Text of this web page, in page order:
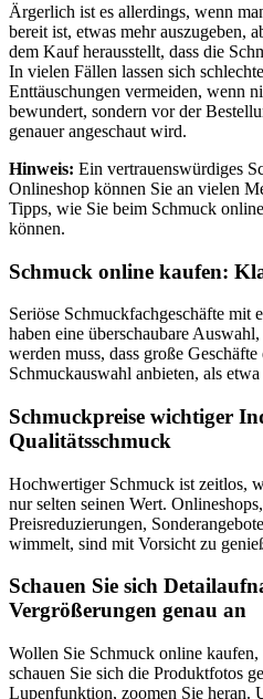
Ärgerlich ist es allerdings, wenn
bereit ist, etwas mehr auszugeben,
dem Kauf herausstellt, dass die
In vielen Fällen lassen sich
Enttäuschungen vermeiden, wenn
bewundert, sondern vor der
genauer angeschaut wird.
Hinweis: Ein vertrauenswürdiges
Onlineshop können Sie an vielen
Tipps, wie Sie beim Schmuck
können.
Schmuck online kaufen:
Seriöse Schmuckfachgeschäfte mit
haben eine überschaubare
werden muss, dass große
Schmuckauswahl anbieten, als
Schmuckpreise wichtiger
Qualitätsschmuck
Hochwertiger Schmuck ist zeitlos,
nur selten seinen Wert.
Preisreduzierungen,
wimmelt, sind mit Vorsicht zu
Schauen Sie sich
Vergrößerungen genau an
Wollen Sie Schmuck online
schauen Sie sich die Produktfotos
Lupenfunktion, zoomen Sie heran.